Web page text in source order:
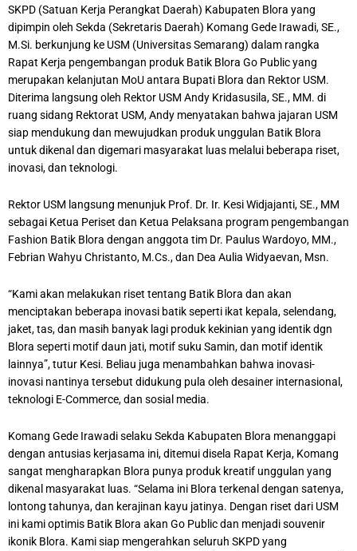
SKPD (Satuan Kerja Perangkat Daerah) Kabupaten Blora yang
dipimpin oleh Sekda (Sekretaris Daerah) Komang Gede Irawadi, SE.,
M.Si. berkunjung ke USM (Universitas Semarang) dalam rangka
Rapat Kerja pengembangan produk Batik Blora Go Public yang
merupakan kelanjutan MoU antara Bupati Blora dan Rektor USM.
Diterima langsung oleh Rektor USM Andy Kridasusila, SE., MM. di
ruang sidang Rektorat USM, Andy menyatakan bahwa jajaran USM
siap mendukung dan mewujudkan produk unggulan Batik Blora
untuk dikenal dan digemari masyarakat luas melalui beberapa riset,
inovasi, dan teknologi.
Rektor USM langsung menunjuk Prof. Dr. Ir. Kesi Widjajanti, SE., MM
sebagai Ketua Periset dan Ketua Pelaksana program pengembangan
Fashion Batik Blora dengan anggota tim Dr. Paulus Wardoyo, MM.,
Febrian Wahyu Christanto, M.Cs., dan Dea Aulia Widyaevan, Msn.
“Kami akan melakukan riset tentang Batik Blora dan akan
menciptakan beberapa inovasi batik seperti ikat kepala, selendang,
jaket, tas, dan masih banyak lagi produk kekinian yang identik dgn
Blora seperti motif daun jati, motif suku Samin, dan motif identik
lainnya”, tutur Kesi. Beliau juga menambahkan bahwa inovasi-
inovasi nantinya tersebut didukung pula oleh desainer internasional,
teknologi E-Commerce, dan sosial media.
Komang Gede Irawadi selaku Sekda Kabupaten Blora menanggapi
dengan antusias kerjasama ini, ditemui disela Rapat Kerja, Komang
sangat mengharapkan Blora punya produk kreatif unggulan yang
dikenal masyarakat luas. “Selama ini Blora terkenal dengan satenya,
lontong tahunya, dan kerajinan kayu jatinya. Dengan riset dari USM
ini kami optimis Batik Blora akan Go Public dan menjadi souvenir
ikonik Blora. Kami siap mengerahkan seluruh SKPD yang